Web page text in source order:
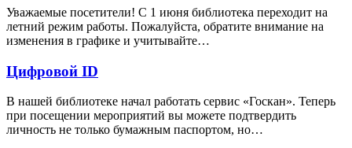
Уважаемые посетители! С 1 июня библиотека переходит на
летний режим работы. Пожалуйста, обратите внимание на
изменения в графике и учитывайте…
Цифровой ID
В нашей библиотеке начал работать сервис «Госкан». Теперь
при посещении мероприятий вы можете подтвердить
личность не только бумажным паспортом, но…